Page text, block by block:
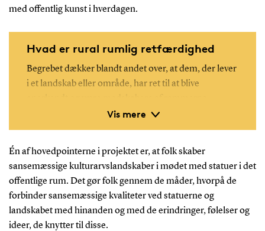
med offentlig kunst i hverdagen.
Vis mere
Hvad er rural rumlig retfærdighed
Begrebet dækker blandt andet over, at dem, der lever
i et landskab eller område, har ret til at blive
omkring deres hverdagsliv. I dette ph.d.-projekt
handler det om, at det sansemæssige rum også har
forbinder forskellige sansede erindringer, følelser og
ideer til kunstværker og dermed skaber forskellige
sansemæssige kulturarvslandskaber.
Én af hovedpointerne i projektet er, at folk skaber
sansemæssige kulturarvslandskaber i mødet med statuer i det
offentlige rum. Det gør folk gennem de måder, hvorpå de
forbinder sansemæssige kvaliteter ved statuerne og
landskabet med hinanden og med de erindringer, følelser og
ideer, de knytter til disse.